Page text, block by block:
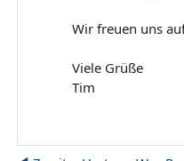
Wir freuen uns
Viele Grüße
Tim